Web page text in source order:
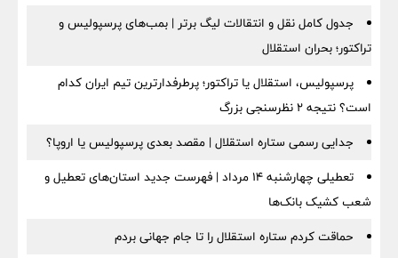
جدول کامل نقل و انتقالات لیگ برتر | بمب‌های پرسپولیس و
تراکتور؛ بحران استقلال
پرسپولیس، استقلال یا تراکتور؛ پرطرفدارترین تیم ایران کدام
است؟ نتیجه ۲ نظرسنجی بزرگ
جدایی رسمی ستاره استقلال | مقصد بعدی پرسپولیس یا اروپا؟
تعطیلی چهارشنبه ۱۴ مرداد | فهرست جدید استان‌های تعطیل و
شعب کشیک بانک‌ها
حماقت کردم ستاره استقلال را تا جام جهانی بردم